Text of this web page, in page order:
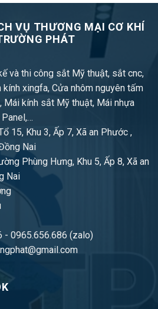
VỤ THƯƠNG MẠI CƠ KHÍ
PHÁT
và thi công sắt Mỹ thuật, sắt cnc,
xingfa, Cửa nhôm nguyên tấm
Mái kính sắt Mỹ thuật, Mái nhựa
15, Khu 3, Ấp 7, Xã an Phước ,
Nai
Phùng Hưng, Khu 5, Ấp 8, Xã an
Nai
- 0965.656.686 (zalo)